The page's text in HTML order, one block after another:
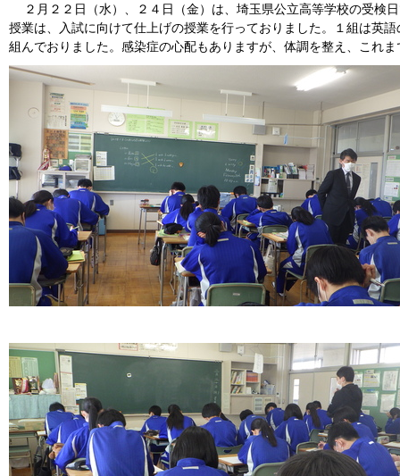
２月２２日（水）、２４日（金）は、埼玉県公立高等学校の受検
授業は、入試に向けて仕上げの授業を行っておりました。１組は英
組んでおりました。感染症の心配もありますが、体調を整え、これ